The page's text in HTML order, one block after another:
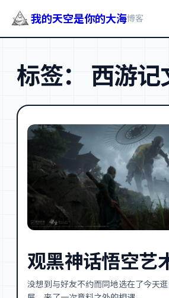
我的天空是你的大海博客
标签： 西游记
观黑神话悟空艺
没想到与好友不约而同地选在了今天